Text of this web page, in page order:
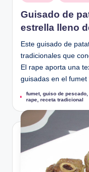
en
Guisado de
estrella lleno
Este guisado de
tradicionales que
El rape aporta una
guisadas en el fumet
Etiquetas:
fumet,guiso de pescado
rape,receta tradicional